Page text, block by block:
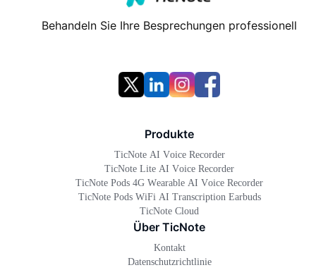
Behandeln Sie Ihre Besprechungen professionell
Produkte
TicNote AI Voice Recorder
TicNote Lite AI Voice Recorder
TicNote Pods 4G Wearable AI Voice Recorder
TicNote Pods WiFi AI Transcription Earbuds
TicNote Cloud
Über TicNote
Kontakt
Datenschutzrichtlinie